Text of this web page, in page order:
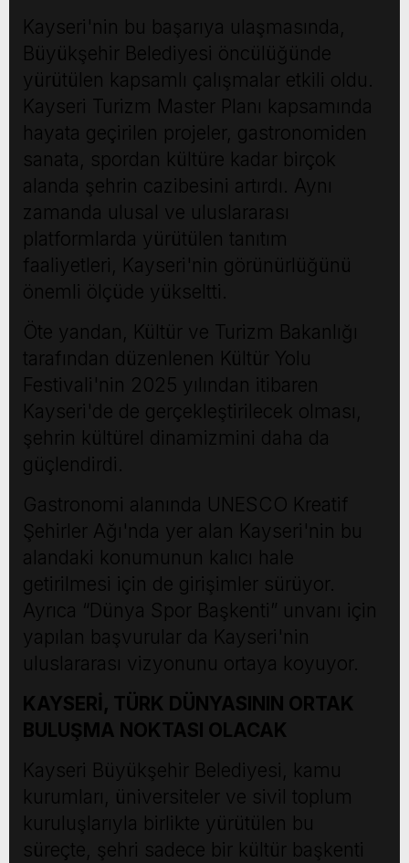
Kayseri'nin bu başarıya ulaşmasında,
Büyükşehir Belediyesi öncülüğünde
yürütülen kapsamlı çalışmalar etkili oldu.
Kayseri Turizm Master Planı kapsamında
hayata geçirilen projeler, gastronomiden
sanata, spordan kültüre kadar birçok
alanda şehrin cazibesini artırdı. Aynı
zamanda ulusal ve uluslararası
platformlarda yürütülen tanıtım
faaliyetleri, Kayseri'nin görünürlüğünü
önemli ölçüde yükseltti.
Öte yandan, Kültür ve Turizm Bakanlığı
tarafından düzenlenen Kültür Yolu
Festivali'nin 2025 yılından itibaren
Kayseri'de de gerçekleştirilecek olması,
şehrin kültürel dinamizmini daha da
güçlendirdi.
Gastronomi alanında UNESCO Kreatif
Şehirler Ağı'nda yer alan Kayseri'nin bu
alandaki konumunun kalıcı hale
getirilmesi için de girişimler sürüyor.
Ayrıca “Dünya Spor Başkenti” unvanı için
yapılan başvurular da Kayseri'nin
uluslararası vizyonunu ortaya koyuyor.
KAYSERİ, TÜRK DÜNYASININ ORTAK
BULUŞMA NOKTASI OLACAK
Kayseri Büyükşehir Belediyesi, kamu
kurumları, üniversiteler ve sivil toplum
kuruluşlarıyla birlikte yürütülen bu
süreçte, şehri sadece bir kültür başkenti